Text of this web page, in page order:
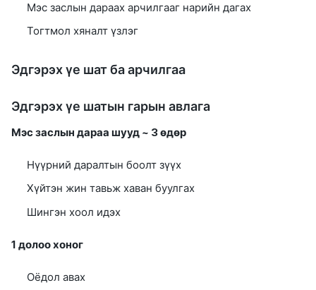
Мэс заслын дараах арчилгааг нарийн дагах
Тогтмол хяналт үзлэг
Эдгэрэх үе шат ба арчилгаа
Эдгэрэх үе шатын гарын авлага
Мэс заслын дараа шууд ~ 3 өдөр
Нүүрний даралтын боолт зүүх
Хүйтэн жин тавьж хаван буулгах
Шингэн хоол идэх
1 долоо хоног
Оёдол авах